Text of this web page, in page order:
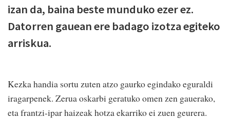
izan da, baina beste munduko ezer ez.
Datorren gauean ere badago izotza egiteko
arriskua.
Kezka handia sortu zuten atzo gaurko egindako eguraldi
iragarpenek. Zerua oskarbi geratuko omen zen gauerako,
eta frantzi-ipar haizeak hotza ekarriko ei zuen geurera.